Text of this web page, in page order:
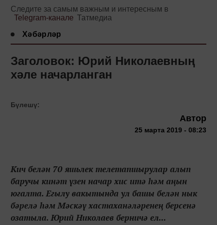
Следите за самым важным и интересным в
Telegram-канале Татмедиа
Хәбәрләр
Заголовок: Юрий Николаевның
хәле начарланган
Бүлешү:
Автор
25 марта 2019 - 08:23
Кич белән 70 яшьлек телетапшырулар алып
баручы кинәт үзен начар хис итә һәм аңын
югалта. Егылу вакытында ул башы белән нык
бәрелә һәм Мәскәү хастаханәләренең берсенә
озатыла. Юрий Николаев берничә ел...